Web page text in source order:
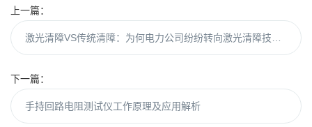
上一篇：
下一篇：
手持回路电阻测试仪工作原理及应用解析